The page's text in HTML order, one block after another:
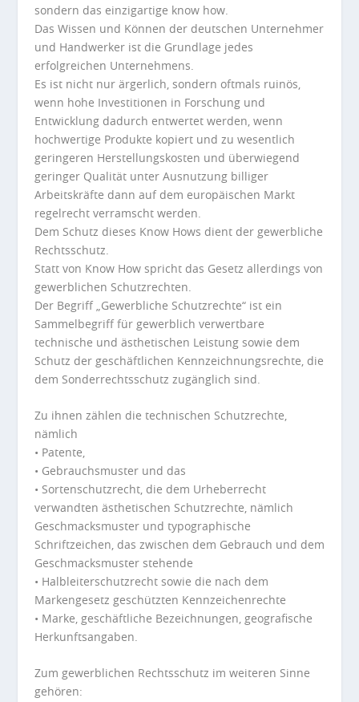
sondern das einzigartige know how.
Das Wissen und Können der deutschen Unternehmer
und Handwerker istdie Grundlage jedes
erfolgreichen Unternehmens.
Es ist nicht nur ärgerlich, sondern oftmals ruinös,
wenn hohe Investitionen in Forschung und
Entwicklung dadurch entwertet werden, wenn
hochwertige Produkte kopiert und zu wesentlich
geringeren Herstellungskosten und überwiegend
geringer Qualität unter Ausnutzung billiger
Arbeitskräfte dann auf dem europäischen Markt
regelrecht verramscht werden.
Dem Schutz dieses Know Hows dient der gewerbliche
Rechtsschutz.
Statt von Know Howspricht das Gesetz allerdings von
gewerblichen Schutzrechten.
Der Begriff „Gewerbliche Schutzrechte“ ist ein
Sammelbegriff für gewerblich verwertbare
technische und ästhetischen Leistung sowie dem
Schutz der geschäftlichen Kennzeichnungsrechte, die
dem Sonderrechtsschutz zugänglich sind.
Zu ihnen zählen die technischen Schutzrechte,
nämlich
• Patente,
• Gebrauchsmuster und das
• Sortenschutzrecht, die dem Urheberrecht
verwandten ästhetischen Schutzrechte, nämlich
Geschmacksmuster und typographische
Schriftzeichen, das zwischen dem Gebrauch und dem
Geschmacksmuster stehende
• Halbleiterschutzrecht sowie die nach dem
Markengesetz geschützten Kennzeichenrechte
• Marke, geschäftliche Bezeichnungen, geografische
Herkunftsangaben.
Zum gewerblichen Rechtsschutz im weiteren Sinne
gehören: